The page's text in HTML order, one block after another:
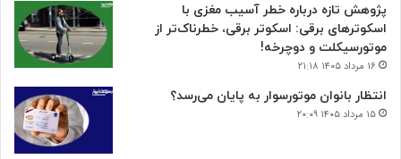
پژوهش تازه درباره خطر آسیب مغزی با
اسکوترهای برقی: اسکوتر برقی، خطرناک‌تر از
موتورسیکلت و دوچرخه!
۱۶ مرداد ۱۴۰۵ ۲۱:۱۸
انتظار بانوان موتورسوار به پایان می‌رسد؟
۱۵ مرداد ۱۴۰۵ ۲۰:۰۹